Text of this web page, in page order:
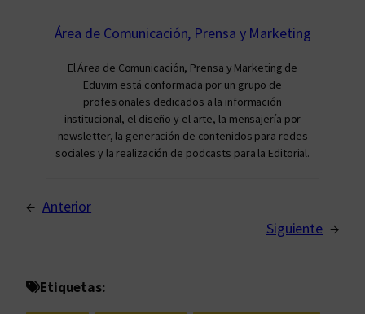
Área de Comunicación, Prensa y Marketing
El Área de Comunicación, Prensa y Marketing de
Eduvim está conformada por un grupo de
profesionales dedicados a la información
institucional, el diseño y el arte, la mensajería por
newsletter, la generación de contenidos para redes
sociales y la realización de podcasts para la Editorial.
← Anterior
Siguiente →
Etiquetas: